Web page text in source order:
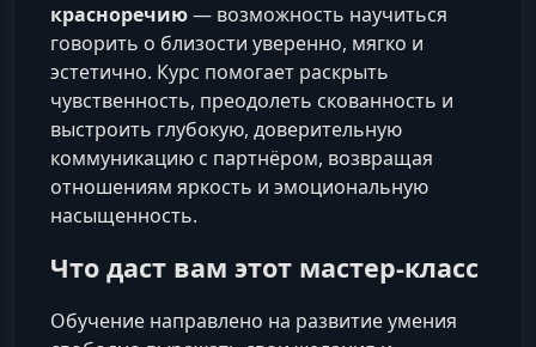
красноречию— возможность научиться
говорить о близости уверенно, мягко и
эстетично. Курс помогает раскрыть
чувственность, преодолеть скованность и
выстроить глубокую, доверительную
коммуникацию с партнёром, возвращая
отношениям яркость и эмоциональную
насыщенность.
Что даст вам этот мастер‑класс
Обучение направлено на развитие умения